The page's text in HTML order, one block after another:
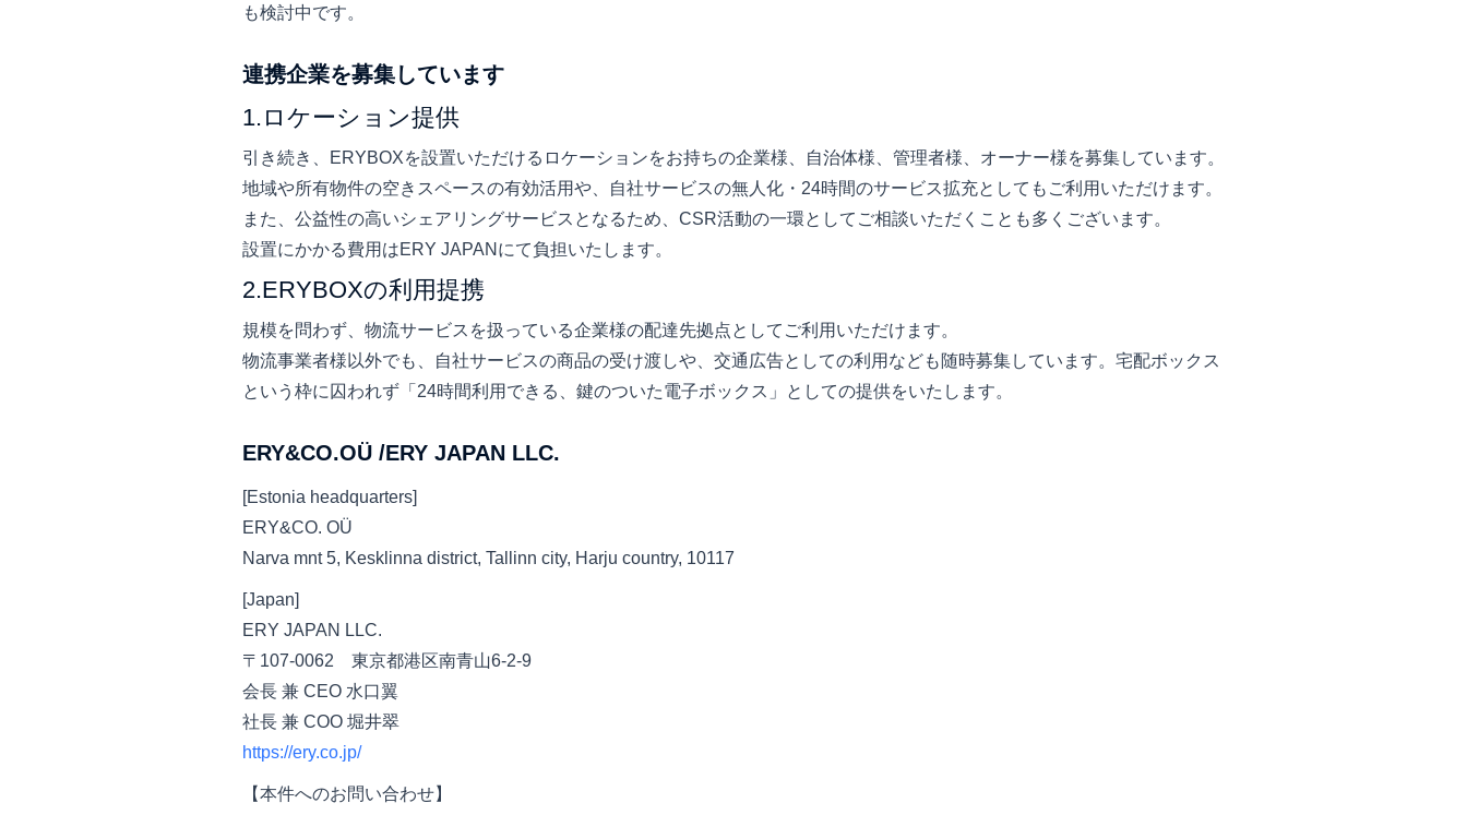
も検討中です。
連携企業を募集しています
1.ロケーション提供
引き続き、ERYBOXを設置いただけるロケーションをお持ちの企業様、自治体様、管理者様、オーナー様を募集しています。
地域や所有物件の空きスペースの有効活用や、自社サービスの無人化・24時間のサービス拡充としてもご利用いただけます。
また、公益性の高いシェアリングサービスとなるため、CSR活動の一環としてご相談いただくことも多くございます。
設置にかかる費用はERY JAPANにて負担いたします。
2.ERYBOXの利用提携
規模を問わず、物流サービスを扱っている企業様の配達先拠点としてご利用いただけます。
物流事業者様以外でも、自社サービスの商品の受け渡しや、交通広告としての利用なども随時募集しています。宅配ボックス
という枠に囚われず「24時間利用できる、鍵のついた電子ボックス」としての提供をいたします。
ERY&CO.OÜ /ERY JAPAN LLC.
[Estonia headquarters]
ERY&CO. OÜ
Narva mnt 5, Kesklinna district, Tallinn city, Harju country, 10117
[Japan]
ERY JAPAN LLC.
〒107-0062 東京都港区南青山6-2-9
会長 兼 CEO 水口翼
社長 兼 COO 堀井翠
https://ery.co.jp/
【本件へのお問い合わせ】